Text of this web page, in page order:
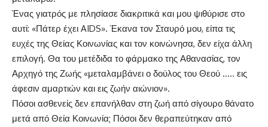
Ένας γιατρός με πλησίασε διακριτικά και μου ψιθύρισε στο
αυτί: «Πάτερ έχει AIDS». Έκανα τον Σταυρό μου, είπα τις
ευχές της Θείας Κοινωνίας και τον κοινώνησα, δεν είχα άλλη
επιλογή. Θα του μετέδιδα το φάρμακο της Αθανασίας, τον
Αρχηγό της Ζωής «μεταλαμβάνει ο δούλος του Θεού ….. εις
άφεσιν αμαρτιών και εις ζωήν αιώνιον».
Πόσοι ασθενείς δεν επανήλθαν στη ζωή από σίγουρο θάνατο
μετά από Θεία Κοινωνία; Πόσοι δεν θεραπεύτηκαν από